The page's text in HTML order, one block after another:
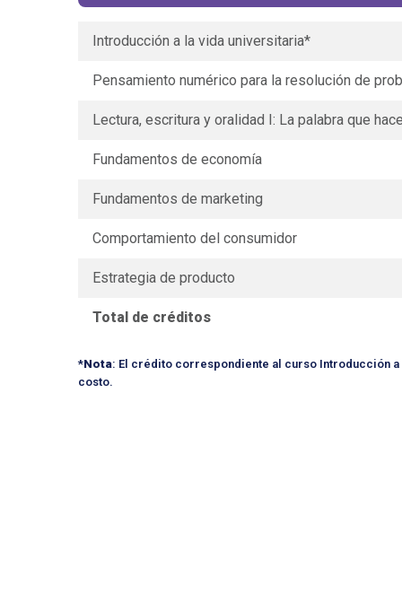
Introducción a la vida universitaria*
Pensamiento numérico para la resolución de
Lectura, escritura y oralidad I: La palabra que
Fundamentos de economía
Fundamentos de marketing
Comportamiento del consumidor
Estrategia de producto
Total de créditos
*Nota: El crédito correspondiente al curso Introducción
costo.